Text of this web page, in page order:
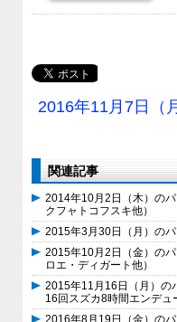
2016年11月7日（
関連記事
2014年10月2日（木）の
クフャトコフスキ他）
2015年3月30日（月）の
2015年10月2日（金）の
ロエ・ディガート他）
2015年11月16日（月）の
16回スズカ8時間エンデュ
2016年8月19日（金）の